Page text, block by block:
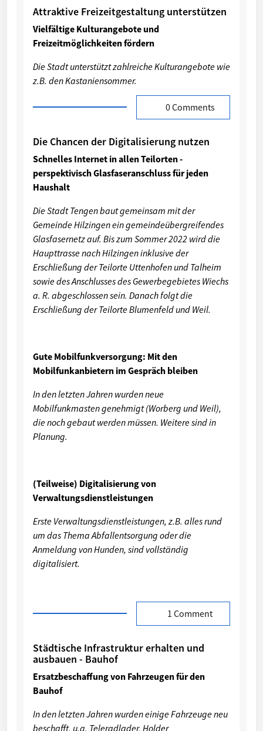
Attraktive Freizeitgestaltung unterstützen
Vielfältige Kulturangebote und
Freizeitmöglichkeiten fördern
Die Stadt unterstützt zahlreiche Kulturangebote wie
z.B. den Kastaniensommer.
0 Comments
Die Chancen der Digitalisierung nutzen
Schnelles Internet in allen Teilorten -
perspektivisch Glasfaseranschluss für jeden
Haushalt
Die Stadt Tengen baut gemeinsam mit der
Gemeinde Hilzingen ein gemeindeübergreifendes
Glasfasernetz auf. Bis zum Sommer 2022 wird die
Haupttrasse nach Hilzingen inklusive der
Erschließung der Teilorte Uttenhofen und Talheim
sowie des Anschlusses des Gewerbegebietes Wiechs
a. R. abgeschlossen sein. Danach folgt die
Erschließung der Teilorte Blumenfeld und Weil.
Gute Mobilfunkversorgung: Mit den
Mobilfunkanbietern im Gespräch bleiben
In den letzten Jahren wurden neue
Mobilfunkmasten genehmigt (Worberg und Weil),
die noch gebaut werden müssen. Weitere sind in
Planung.
(Teilweise) Digitalisierung von
Verwaltungsdienstleistungen
Erste Verwaltungsdienstleistungen, z.B. alles rund
um das Thema Abfallentsorgung oder die
Anmeldung von Hunden, sind vollständig
digitalisiert.
1 Comment
Städtische Infrastruktur erhalten und
ausbauen - Bauhof
Ersatzbeschaffung von Fahrzeugen für den
Bauhof
In den letzten Jahren wurden einige Fahrzeuge neu
beschafft, u.a. Teleradlader, Holder